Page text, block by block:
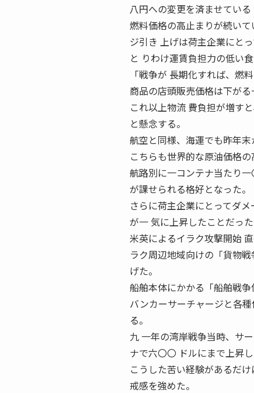
八円への変更を済ませている
燃料価格の高止まりが続い
ジ引き 上げは荷主企業にと
と りわけ運賃負担力の低い
「戦争が 長期化すれば、燃
商品の店頭販売価格は下が
これ以上物流 費負担が増す
と懸念する。
航空と同様、海運でも昨年末
こちらも世界的な原油価格の
航路別に一コンテナ当たり
が課せられる格好となった。
さらに荷主企業にとってダ
が一 気に上昇したことだった
米英によるイラク攻撃開始
ラク周辺地域向けの「貨物
げた。
船舶本体にかかる「船舶戦
バンカーサーチャージと各
る。
九 一年の湾岸戦争当時、サ
ナで六〇〇 ドルにまで上昇し
こうした苦い経験があるだ
戒感を強めた。